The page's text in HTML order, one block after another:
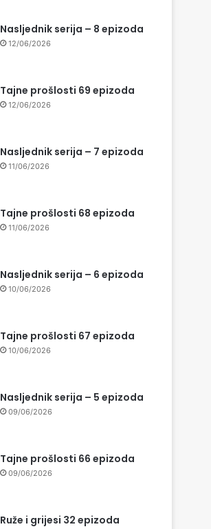
Nasljednik serija – 8 epizoda
12/06/2026
Tajne prošlosti 69 epizoda
12/06/2026
Nasljednik serija – 7 epizoda
11/06/2026
Tajne prošlosti 68 epizoda
11/06/2026
Nasljednik serija – 6 epizoda
10/06/2026
Tajne prošlosti 67 epizoda
10/06/2026
Nasljednik serija – 5 epizoda
09/06/2026
Tajne prošlosti 66 epizoda
09/06/2026
Ruže i grijesi 32 epizoda